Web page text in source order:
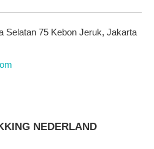
Selatan 75 Kebon Jeruk, Jakarta
NEDERLAND